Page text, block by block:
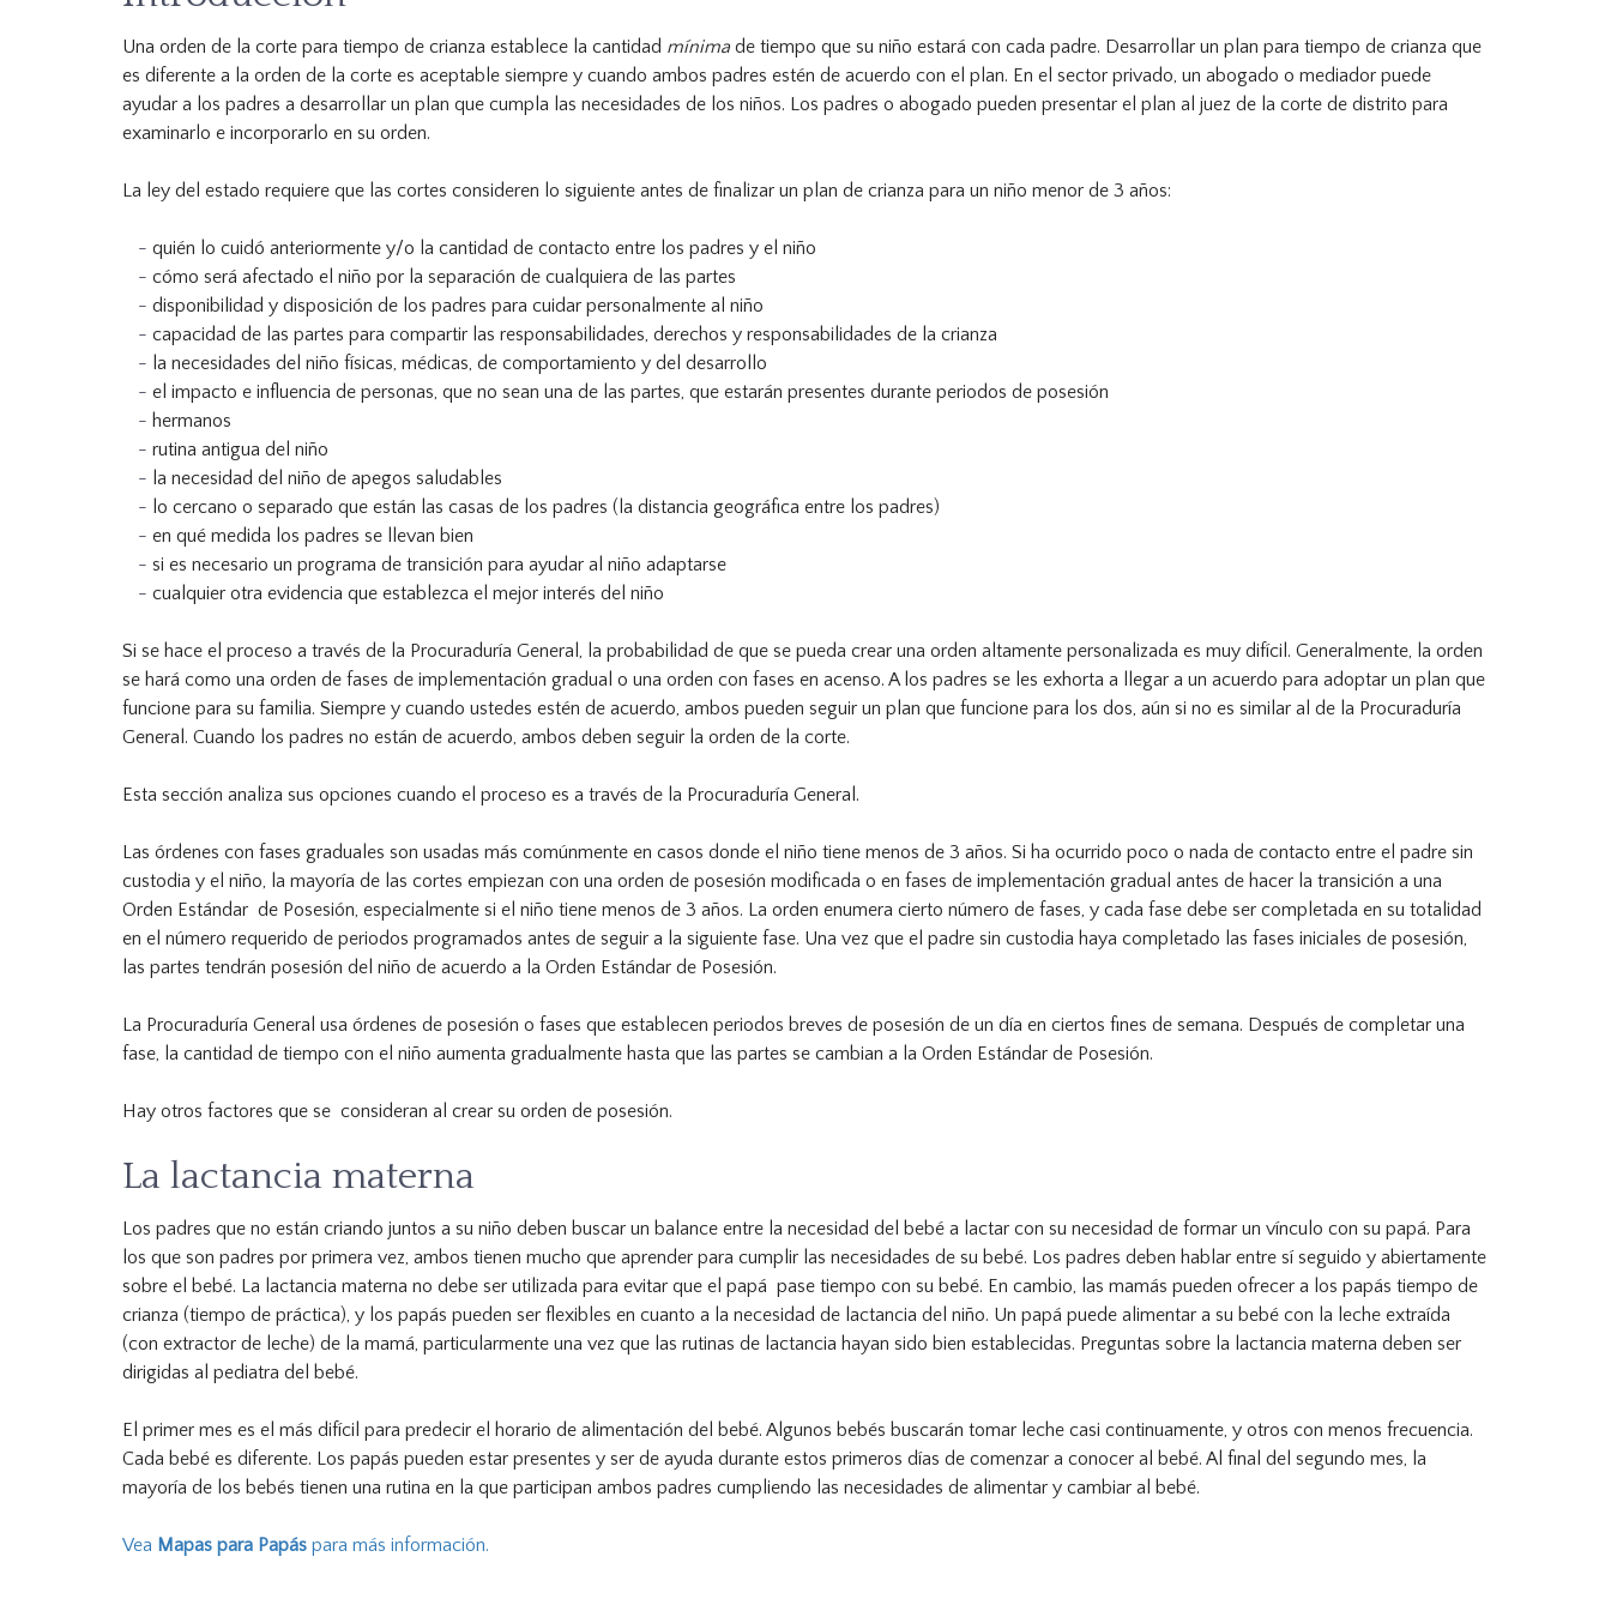
Una orden de la corte para tiempo de crianza establece la cantidad mínimade tiempo que su niño estará con cada padre. Desarrollar un plan para tiempo de crianza que
es diferente a la orden de la corte es aceptable siempre y cuando ambos padres estén de acuerdo con el plan. En el sector privado, un abogado o mediador puede
ayudar a los padres a desarrollar un plan que cumpla las necesidades de los niños. Los padres o abogado pueden presentar el plan al juez de la corte de distrito para
examinarlo e incorporarlo en su orden.
La ley del estado requiere que las cortes consideren lo siguiente antes de finalizar un plan de crianza para un niño menor de 3 años:
quién lo cuidó anteriormente y/o la cantidad de contacto entre los padres y el niño
cómo será afectado el niño por la separación de cualquiera de las partes
disponibilidad y disposición de los padres para cuidar personalmente al niño
capacidad de las partes para compartir las responsabilidades, derechos y responsabilidades de la crianza
la necesidades del niño físicas, médicas, de comportamiento y del desarrollo
el impacto e influencia de personas, que no sean una de las partes, que estarán presentes durante periodos de posesión
hermanos
rutina antigua del niño
la necesidad del niño de apegos saludables
lo cercano o separado que están las casas de los padres (la distancia geográfica entre los padres)
en qué medida los padres se llevan bien
si es necesario un programa de transición para ayudar al niño adaptarse
cualquier otra evidencia que establezca el mejor interés del niño
Si se hace el proceso a través de la Procuraduría General, la probabilidad de que se pueda crear una orden altamente personalizada es muy difícil. Generalmente, la orden
se hará como una orden de fases de implementación gradual o una orden con fases en acenso. A los padres se les exhorta a llegar a un acuerdo para adoptar un plan que
funcione para su familia. Siempre y cuando ustedes estén de acuerdo, ambos pueden seguir un plan que funcione para los dos, aún si no es similar al de la Procuraduría
General. Cuando los padres no están de acuerdo, ambos deben seguir la orden de la corte.
Esta sección analiza sus opciones cuando el proceso es a través de la Procuraduría General.
Las órdenes con fases graduales son usadas más comúnmente en casos donde el niño tiene menos de 3 años. Si ha ocurrido poco o nada de contacto entre el padre sin
custodia y el niño, la mayoría de las cortes empiezan con una orden de posesión modificada o en fases de implementación gradual antes de hacer la transición a una
Orden Estándar de Posesión, especialmente si el niño tiene menos de 3 años. La orden enumera cierto número de fases, y cada fase debe ser completada en su totalidad
en el número requerido de periodos programados antes de seguir a la siguiente fase. Una vez que el padre sin custodia haya completado las fases iniciales de posesión,
las partes tendrán posesión del niño de acuerdo a la Orden Estándar de Posesión.
La Procuraduría General usa órdenes de posesión o fases que establecen periodos breves de posesión de un día en ciertos fines de semana. Después de completar una
fase, la cantidad de tiempo con el niño aumenta gradualmente hasta que las partes se cambian a la Orden Estándar de Posesión.
Hay otros factores que se consideran al crear su orden de posesión.
La lactancia materna
Los padres que no están criando juntos a su niño deben buscar un balance entre la necesidad del bebé a lactar con su necesidad de formar un vínculo con su papá. Para
los que son padres por primera vez, ambos tienen mucho que aprender para cumplir las necesidades de su bebé. Los padres deben hablar entre sí seguido y abiertamente
sobre el bebé. La lactancia materna no debe ser utilizada para evitar que el papá pase tiempo con su bebé. En cambio, las mamás pueden ofrecer a los papás tiempo de
crianza (tiempo de práctica), y los papás pueden ser flexibles en cuanto a la necesidad de lactancia del niño. Un papá puede alimentar a su bebé con la leche extraída
(con extractor de leche) de la mamá, particularmente una vez que las rutinas de lactancia hayan sido bien establecidas. Preguntas sobre la lactancia materna deben ser
dirigidas al pediatra del bebé.
El primer mes es el más difícil para predecir el horario de alimentación del bebé. Algunos bebés buscarán tomar leche casi continuamente, y otros con menos frecuencia.
Cada bebé es diferente. Los papás pueden estar presentes y ser de ayuda durante estos primeros días de comenzar a conocer al bebé. Al final del segundo mes, la
mayoría de los bebés tienen una rutina en la que participan ambos padres cumpliendo las necesidades de alimentar y cambiar al bebé.
Vea Mapas para Papás para más información.